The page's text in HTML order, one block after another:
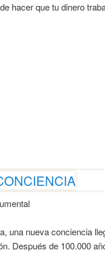
hacer que tu dinero
una nueva conciencia
Después de 100.000